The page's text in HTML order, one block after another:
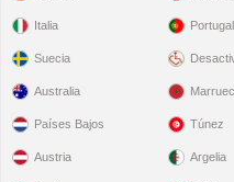
Italia
Suecia
Portugal
Australia
Países Bajos
Austria
Túnez
Argelia